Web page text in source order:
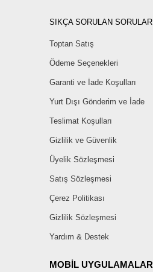
SIKÇA SORULAN SORULAR
Toptan Satış
Ödeme Seçenekleri
Garanti ve İade Koşulları
Yurt Dışı Gönderim ve İade
Teslimat Koşulları
Gizlilik ve Güvenlik
Üyelik Sözleşmesi
Satış Sözleşmesi
Çerez Politikası
Gizlilik Sözleşmesi
Yardım & Destek
MOBİL UYGULAMALAR